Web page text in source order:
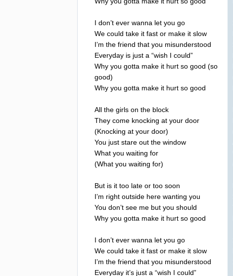
I don’t ever wanna let you go
We could take it fast or make it slow
I’m the friend that you misunderstood
Everyday is just a “wish I could”
Why you gotta make it hurt so good (so
good)
Why you gotta make it hurt so good
All the girls on the block
They come knocking at your door
(Knocking at your door)
You just stare out the window
What you waiting for
(What you waiting for)
But is it too late or too soon
I’m right outside here wanting you
You don’t see me but you should
Why you gotta make it hurt so good
I don’t ever wanna let you go
We could take it fast or make it slow
I’m the friend that you misunderstood
Everyday it’s just a “wish I could”